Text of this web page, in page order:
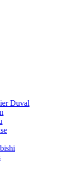
Duval